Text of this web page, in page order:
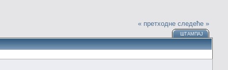
« претходне следеће »
ШТАМПАЈ